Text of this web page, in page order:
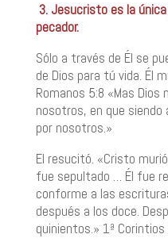
3. Jesucristo es la
pecador.
Sólo a través de Él se
de Dios para tú vida. Él
Romanos 5:8 «Mas
nosotros, en que siendo
por nosotros.»
El resucitó. «Cristo
fue sepultado … Él fue
conforme a las
después a los doce.
quinientos.» 1ª Corintios